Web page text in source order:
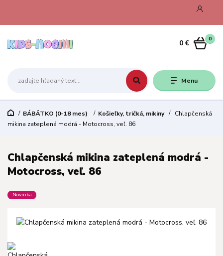
Menu
0
0 €
BÁBÄTKO (0-18 mes) Košieľky, tričká, mikiny
Chlapčenská
mikina zateplená modrá - Motocross, veľ. 86
Chlapčenská mikina zateplená modrá -
Motocross, veľ. 86
Novinka